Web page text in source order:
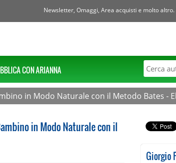
Newsletter, Omaggi, Area acquisti e molto
CON ARIANNA
in Modo Naturale con il Metodo Bates -
in Modo Naturale con il
Giorgio